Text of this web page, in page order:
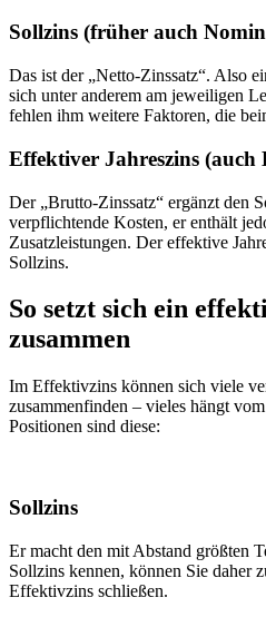
Sollzins (früher auch
Das ist der „Netto-Zinssatz“. Also
sich unter anderem am jeweiligen
fehlen ihm weitere Faktoren, die
Effektiver Jahreszins (auch
Der „Brutto-Zinssatz“ ergänzt den
verpflichtende Kosten, er enthält
Zusatzleistungen. Der effektive
Sollzins.
So setzt sich ein
zusammen
Im Effektivzins können sich viele
zusammenfinden – vieles hängt
Positionen sind diese:
Sollzins
Er macht den mit Abstand größten
Sollzins kennen, können Sie daher
Effektivzins schließen.